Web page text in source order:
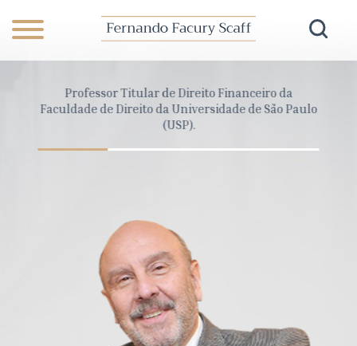
Professor Titular de Direito Financeiro da
Faculdade de Direito da Universidade de São Paulo
(USP).